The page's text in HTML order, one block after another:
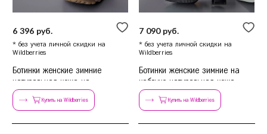
6 396 руб.
* без учета личной скидки на
Wildberries
Ботинки женские зимние
натуральная кожа на
платформе
Купить на Wildberries
7 090 руб.
* без учета личной скидки на
Wildberries
Ботинки женские зимние на
каблуке натуральная кожа
Купить на Wildberries